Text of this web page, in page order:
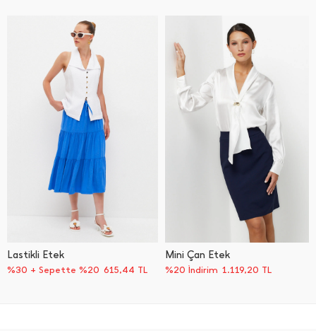
Lastikli Etek
%30 + Sepette %20 615,44 TL
Mini Çan Etek
%20 İndirim 1.119,20 TL